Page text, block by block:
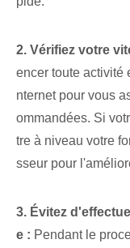
2. Vérifiez votre
encer toute activité
nternet pour vous
ommandées. Si
tre à niveau votre
sseur pour
3.⁢ Évitez
e : ‌Pendant le